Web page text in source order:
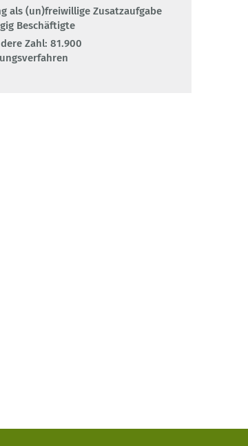
als (un)freiwillige Zusatzaufgabe
Beschäftigte
Zahl: 81.900